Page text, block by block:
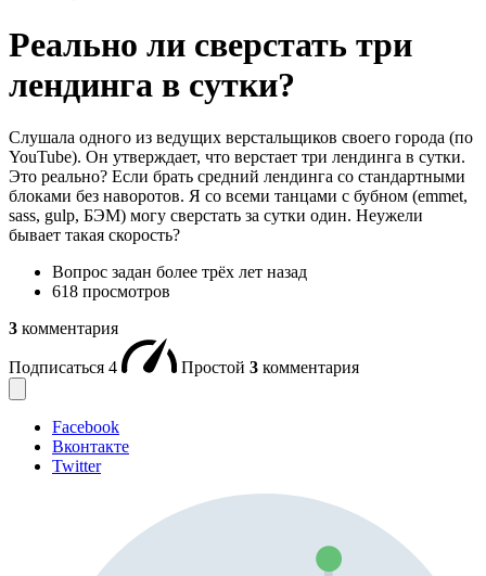
Реально ли сверстать три
лендинга в сутки?
Слушала одного из ведущих верстальщиков своего города (по
YouTube). Он утверждает, что верстает три лендинга в сутки.
Это реально? Если брать средний лендинга со стандартными
блоками без наворотов. Я со всеми танцами с бубном (emmet,
sass, gulp, БЭМ) могу сверстать за сутки один. Неужели
бывает такая скорость?
Вопрос задан более трёх лет назад
618 просмотров
3 комментария
Подписаться 4 Простой 3 комментария
Facebook
Вконтакте
Twitter